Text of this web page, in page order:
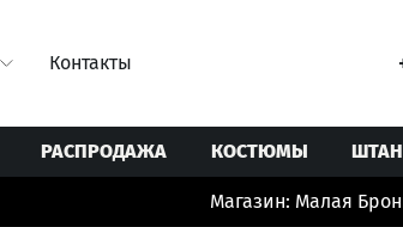
Контакты
Юбки
РАСПРОДАЖА КОСТЮМЫ
Магазин: Малая